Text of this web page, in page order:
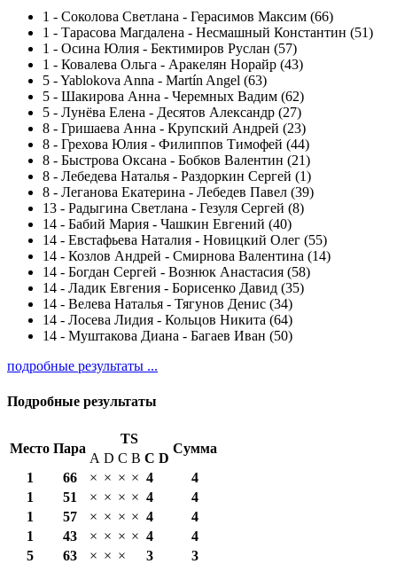
1 - Соколова Светлана - Герасимов Максим (66)
1 - Тарасова Магдалена - Несмашный Константин (51)
1 - Осина Юлия - Бектимиров Руслан (57)
1 - Ковалева Ольга - Аракелян Норайр (43)
5 -Yablokova Anna - Martín Angel (63)
5 - Шакирова Анна - Черемных Вадим (62)
5 - Лунёва Елена - Десятов Александр (27)
8 - Гришаева Анна - Крупский Андрей (23)
8 - Грехова Юлия - Филиппов Тимофей (44)
8 - Быстрова Оксана - Бобков Валентин (21)
8 - Лебедева Наталья - Раздоркин Сергей (1)
8 - Леганова Екатерина - Лебедев Павел (39)
13 - Радыгина Светлана - Гезуля Сергей (8)
14 - Бабий Мария - Чашкин Евгений (40)
14 - Евстафьева Наталия - Новицкий Олег (55)
14 - Козлов Андрей - Смирнова Валентина (14)
14 - Богдан Сергей - Вознюк Анастасия (58)
14 - Ладик Евгения - Борисенко Давид (35)
14 - Велева Наталья - Тягунов Денис (34)
14 - Лосева Лидия - Кольцов Никита (64)
14 - Муштакова Диана - Багаев Иван (50)
подробные результаты ...
Подробные результаты
Место Пара
TS
Сумма
A D C B С D
1
66 × × × × 4
4
1
51 × × × × 4
4
1
57 × × × × 4
4
1
43 × × × × 4
4
5
63 × × × 3
3